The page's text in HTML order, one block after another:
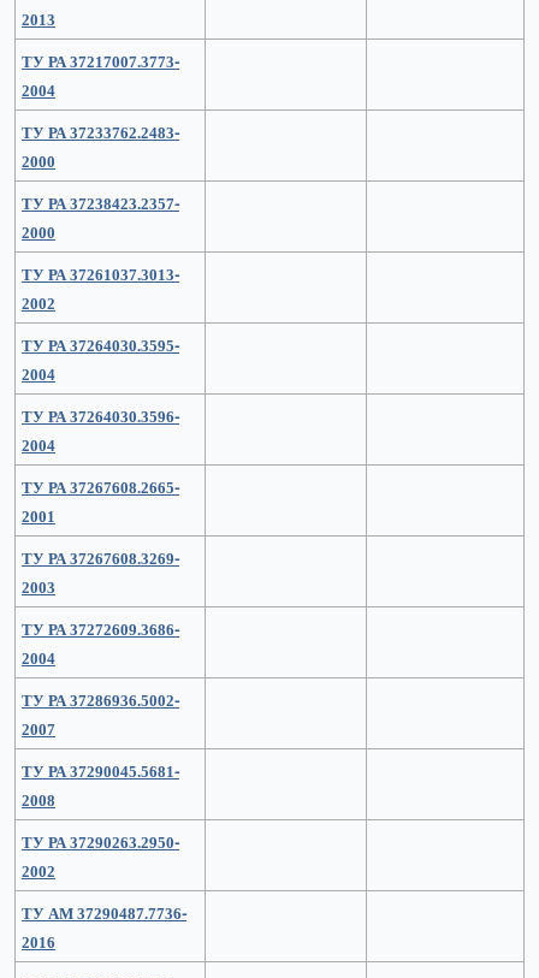
2013
ТУ РА 37217007.3773-
2004
ТУ РА 37233762.2483-
2000
ТУ РА 37238423.2357-
2000
ТУ РА 37261037.3013-
2002
ТУ РА 37264030.3595-
2004
ТУ РА 37264030.3596-
2004
ТУ РА 37267608.2665-
2001
ТУ РА 37267608.3269-
2003
ТУ РА 37272609.3686-
2004
ТУ РА 37286936.5002-
2007
ТУ РА 37290045.5681-
2008
ТУ РА 37290263.2950-
2002
ТУ АМ 37290487.7736-
2016